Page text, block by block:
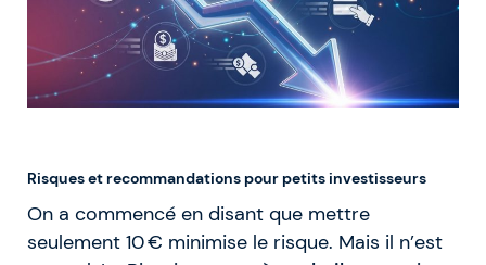
Risques et recommandations pour petits investisseurs
On a commencé en disant que mettre
seulement 10 € minimise le risque. Mais il n’est